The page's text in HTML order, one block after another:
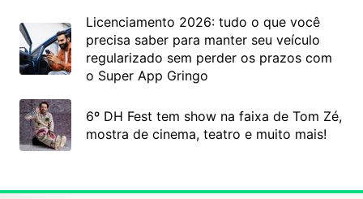
Licenciamento 2026: tudo o que você
precisa saber para manter seu veículo
regularizado sem perder os prazos com
o Super App Gringo
6º DH Fest tem show na faixa de Tom Zé,
mostra de cinema, teatro e muito mais!